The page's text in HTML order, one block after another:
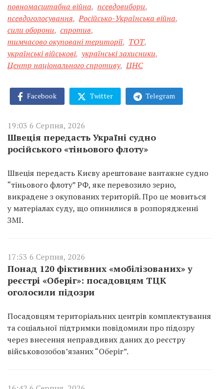
повномасштабна війна, псевдовибори,
псевдоголосування, Російсько-Українська війна,
сили оборони, спротив,
тимчасово окуповані території, ТОТ,
українські військові, українські захисники,
Центр національного спротиву, ЦНС
Facebook Twitter Telegram
19:03 6 Серпня, 2026
Швеція передасть Україні судно
російського «тіньового флоту»
Швеція передасть Києву арештоване вантажне судно
“тіньового флоту” РФ, яке перевозило зерно,
викрадене з окупованих територій. Про це мовиться
у матеріалах суду, що опинилися в розпорядженні
ЗМІ.
17:53 6 Серпня, 2026
Понад 120 фіктивних «мобілізованих» у
реєстрі «Оберіг»: посадовцям ТЦК
оголосили підозри
Посадовцям територіальних центрів комплектування
та соціальної підтримки повідомили про підозру
через внесення неправдивих даних до реєстру
військовозобов’язаних “Оберіг”.